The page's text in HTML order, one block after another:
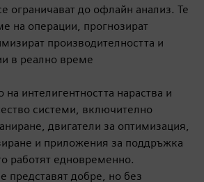
ограничават до офлайн анализ. Те
на операции, прогнозират
производителността и
в реално време
интелигентността нараства и
системи, включително
двигатели за оптимизация,
и приложения за поддръжка
работят едновременно.
представят добре, но без